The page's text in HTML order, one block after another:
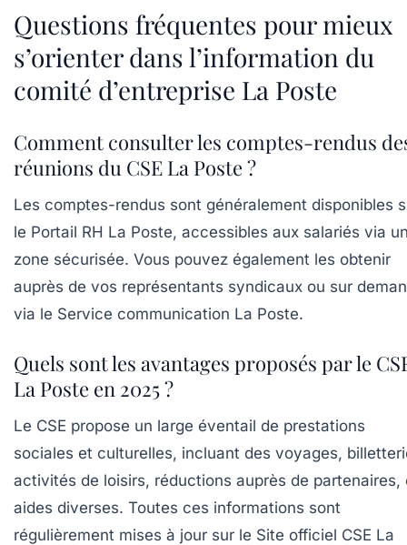
Questions fréquentes pour mieux
s’orienter dans l’information du
comité d’entreprise La Poste
Comment consulter les comptes-rendus
réunions du CSE La Poste ?
Les comptes-rendus sont généralement disponibles
le Portail RH La Poste, accessibles aux salariés via
zone sécurisée. Vous pouvez également les obtenir
auprès de vos représentants syndicaux ou sur
via le Service communication La Poste.
Quels sont les avantages proposés par le
La Poste en 2025 ?
Le CSE propose un large éventail de prestations
sociales et culturelles, incluant des voyages,
activités de loisirs, réductions auprès de partenaires,
aides diverses. Toutes ces informations sont
régulièrement mises à jour sur le Site officiel CSE La